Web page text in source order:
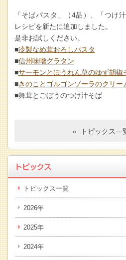
「そばパスタ」（4品）、「つけ
レシピを新たに追加しました。
是非お試しください。
■冷製なめ茸おろしパスタ
■信州味噌グラタン
■サーモンとほうれん草のゆず胡椒
■きのことゴルゴンゾーラのクリー
■舞茸とごぼうのつけ汁そば
« トピックス一
トピックス一覧
2026年
2025年
2024年